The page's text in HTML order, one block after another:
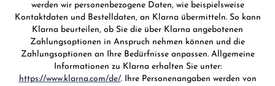
werden wir personenbezogene Daten, wie beispielsweise
Kontaktdaten und Bestelldaten, an Klarna übermitteln. So kann
Klarna beurteilen, ob Sie die über Klarna angebotenen
Zahlungsoptionen in Anspruch nehmen können und die
Zahlungsoptionen an Ihre Bedürfnisse anpassen. Allgemeine
Informationen zu Klarna erhalten Sie unter:
https://www.klarna.com/de/. Ihre Personenangaben werden von